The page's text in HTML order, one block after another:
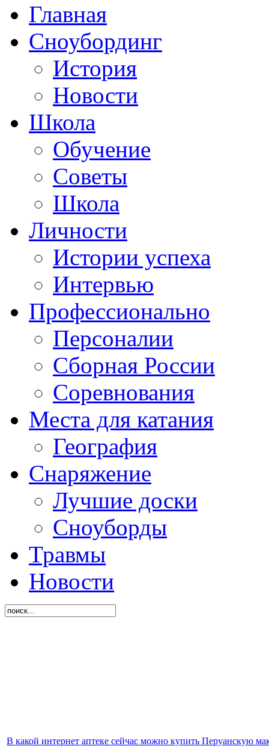
Главная
Сноубординг
История
Новости
Школа
Обучение
Советы
Школа
Личности
Истории успеха
Интервью
Профессионально
Персоналии
Сборная России
Соревнования
Места для катания
География
Снаряжение
Лучшие доски
Сноуборды
Травмы
Новости
В какой интернет аптеке сейчас можно купить Перуанскую